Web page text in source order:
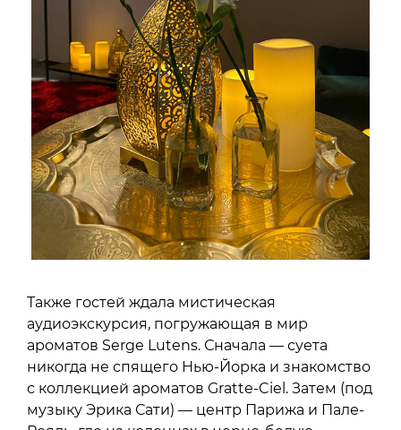
Также гостей ждала мистическая
аудиоэкскурсия, погружающая в мир
ароматов Serge Lutens. Сначала — суета
никогда не спящего Нью-Йорка и знакомство
с коллекцией ароматов Gratte-Ciel. Затем (под
музыку Эрика Сати) — центр Парижа и Пале-